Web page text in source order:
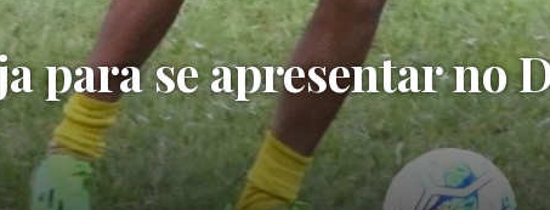
para se apresentar no